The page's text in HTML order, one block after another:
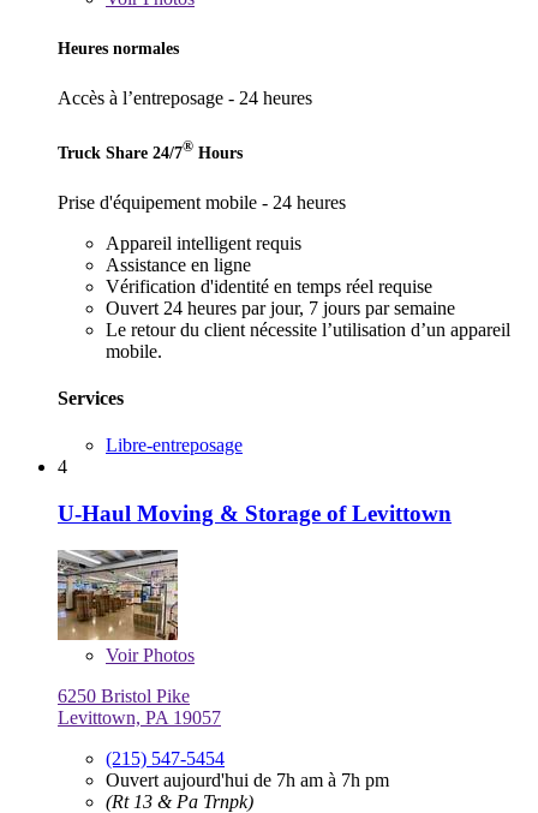
Heures normales
Accès à l’entreposage - 24 heures
Truck Share 24/7® Hours
Prise d'équipement mobile - 24 heures
Appareil intelligent requis
Assistance en ligne
Vérification d'identité en temps réel requise
Ouvert 24 heures par jour, 7 jours par semaine
Le retour du client nécessite l’utilisation d’un appareil
mobile.
Services
Libre-entreposage
4
U-Haul Moving & Storage of Levittown
VoirPhotos
6250 Bristol Pike
Levittown, PA 19057
(215) 547-5454
Ouvert aujourd'hui de 7h am à 7h pm
(Rt 13 & Pa Trnpk)